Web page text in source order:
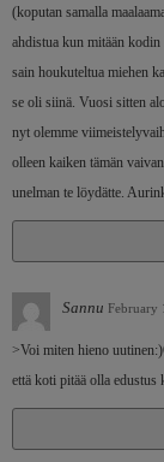
(koputan samalla
ahdistua kun mitään
sain houkuteltua miehen
se oli siinä. Vuosi sitten
nyt olemme
olleen kaiken tämän
unelman te löydätte.
Sannu February
>Voi miten hieno
että koti pitää olla edustus